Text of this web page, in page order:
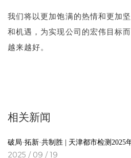
我们将以更加饱满的热情和更加
和机遇，为实现公司的宏伟目标
越来越好。
相关新闻
破局·拓新·共制胜 | 天津都市检测2025
2025 / 09 / 19